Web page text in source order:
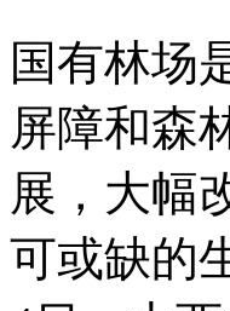
国有林场
屏障和森
展，大幅
可或缺的